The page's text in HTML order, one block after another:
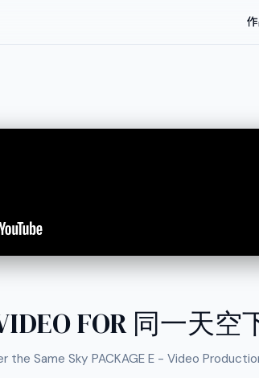
FOR 同一天空
the Same Sky PACKAGE E - Video